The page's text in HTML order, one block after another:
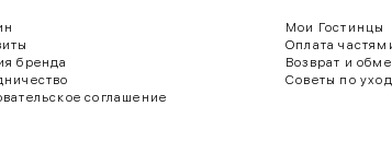
бренда
соглашение
Мои Гостинцы
Оплата
Возврат и
Советы по